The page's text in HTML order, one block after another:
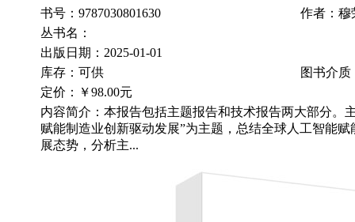
书号：9787030801630
作者：穆
丛书名：
出版日期：2025-01-01
库存：可供
图书介质
定价：
￥98.00元
内容简介：本报告包括主题报告和技术报告两大部分。
赋能制造业创新驱动发展”为主题，总结全球人工智能
展态势，分析主...